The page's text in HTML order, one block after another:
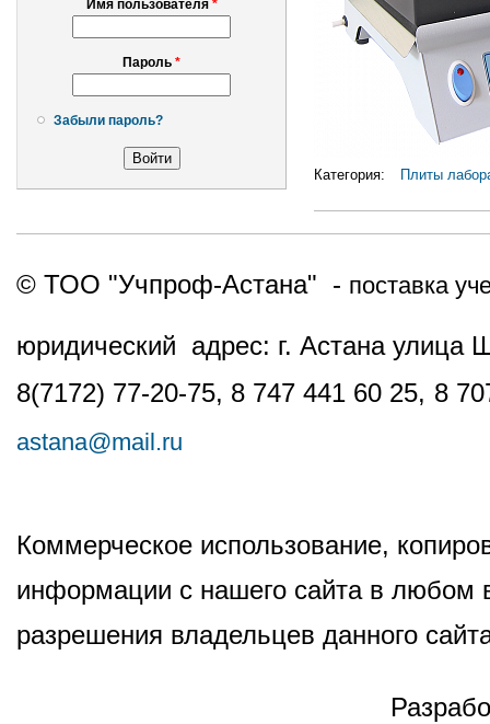
Имя пользователя *
Пароль *
Забыли пароль?
Категория: Плиты
© ТОО "Учпроф-Астана" - поставка
юридический адрес: г. Астана
8(7172) 77-20-75, 8 747 441 60 25, 8
astana@mail.ru
Коммерческое использование,
информации с нашего сайта в любом
разрешения владельцев данного